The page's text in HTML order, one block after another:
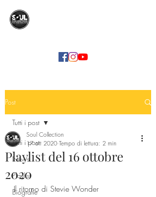
Post
Tutti i post
News
Playlist
Biografie
Tutti i post
Playlist del 16 ottobre
2020
Soul Collection
17 ott 2020 Tempo di lettura: 2 min
Il ritorno di Stevie Wonder